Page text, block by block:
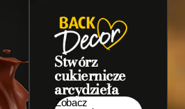
Stwórz
cukiernicze
arcydzieła
Zobacz